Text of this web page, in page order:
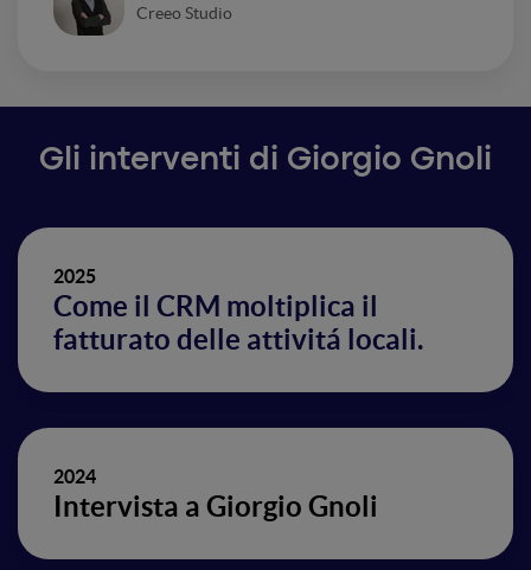
Creeo Studio
Gli interventi di Giorgio Gnoli
2025
Come il CRM moltiplica il
fatturato delle attivitá locali.
2024
Intervista a Giorgio Gnoli